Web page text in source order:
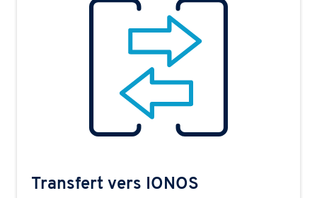
Transfert vers IONOS